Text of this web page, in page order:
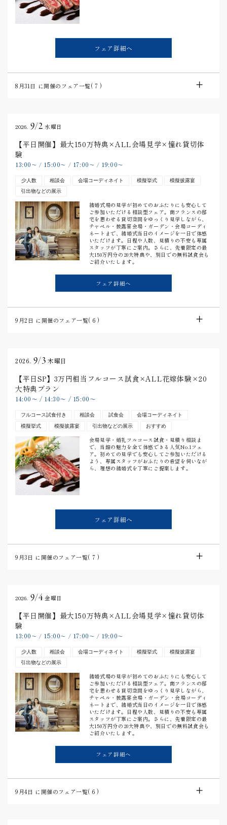
フェア詳細へ
8月31日 に開催のフェア一覧(7 )
2026. 9/2 水曜日
【平日開催】最大150万特典×ALL会場見学×憧れ貸切体
験
13:00 〜/ 15:00〜 / 17:00 〜/ 19:00〜
少人数 相談会 会場コーディネイト 模擬挙式
模擬披露宴
引出物などの展示
結婚式場の見学が初めてのおふたりにも安心して
ご参加いただける相談型フェア。南フランスの邸
宅を思わせる貸切空間をゆっくり見学しながら、
チャペル・披露宴会場・ガーデン・会場コーディ
ネートまで、結婚式当日のイメージを一日で体感
いただけます。日程や人数、見積りの不安も専属
スタッフが丁寧にご案内。さらに、先着限定の最
大150万円分の20大特典や、別日での無料試食会も
ご紹介いたします。
フェア詳細へ
9月2日 に開催のフェア一覧( 6 )
2026. 9/3 木曜日
【平日SP】3万円相当フルコース試食×ALL花嫁体験×20
大特典プラン
14:00〜 / 14:30〜 / 15:00〜
フルコース試食付き 相談会 試食会
会場コーディネイト
模擬挙式
模擬披露宴 引出物などの展示 おすすめ
会場見学・婚礼フルコース試食・見積り相談ま
で、当館の魅力を全て体感できる人気No.1フェ
ア。初めての見学でも安心してご参加いただける
よう、専属スタッフがおふたりの希望を伺いなが
ら、理想の結婚式を丁寧にご提案します。
フェア詳細へ
9月3日 に開催のフェア一覧( 7 )
2026. 9/4 金曜日
【平日開催】最大150万特典×ALL会場見学×憧れ貸切体
験
13:00 〜 / 15:00〜 / 17:00 〜 / 19:00〜
少人数 相談会 会場コーディネイト 模擬挙式
模擬披露宴
引出物などの展示
結婚式場の見学が初めてのおふたりにも安心して
ご参加いただける相談型フェア。南フランスの邸
宅を思わせる貸切空間をゆっくり見学しながら、
チャペル・披露宴会場・ガーデン・会場コーディ
ネートまで、結婚式当日のイメージを一日で体感
いただけます。日程や人数、見積りの不安も専属
スタッフが丁寧にご案内。さらに、先着限定の最
大150万円分の20大特典や、別日での無料試食会も
ご紹介いたします。
フェア詳細へ
9月4日 に開催のフェア一覧( 6 )